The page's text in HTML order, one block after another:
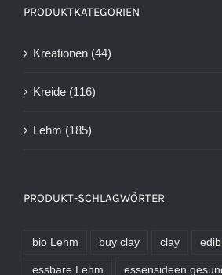
PRODUKTKATEGORIEN
Kreationen (44)
Kreide (116)
Lehm (185)
PRODUKT-SCHLAGWÖRTER
bio Lehm buy clay clay
essbare Lehm essensideen